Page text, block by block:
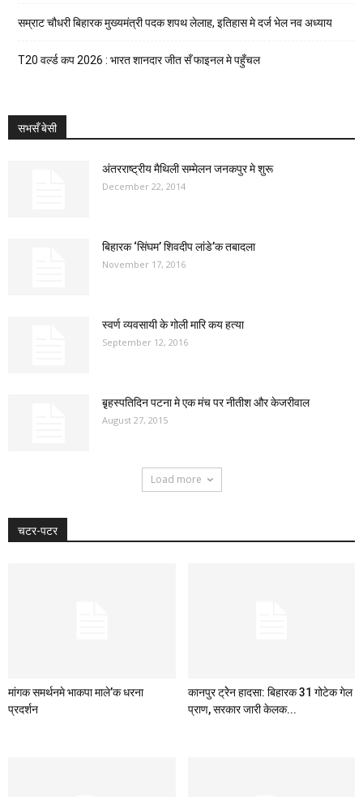
सम्राट चौधरी बिहारक मुख्यमंत्री पदक शपथ लेलाह, इतिहास मे दर्ज भेल नव अध्याय
T20 वर्ल्ड कप 2026 : भारत शानदार जीत सँ फाइनल मे पहुँचल
सभसँ बेसी
अंतरराष्ट्रीय मैथिली सम्मेलन जनकपुर मे शुरू
December 22, 2014
बिहारक ‘सिंघम’ शिवदीप लांडे’क तबादला
November 17, 2016
स्वर्ण व्यवसायी के गोली मारि कय हत्या
September 12, 2016
बृ़हस्पतिदिन पटना मे एक मंच पर नीतीश और केजरीवाल
August 27, 2015
Load more
चटर-पटर
मांगक समर्थनमे भाकपा माले’क धरना
प्रदर्शन
कानपुर ट्रेेन हादसा: बिहारक 31 गोटेक गेल
प्राण, सरकार जारी केलक...